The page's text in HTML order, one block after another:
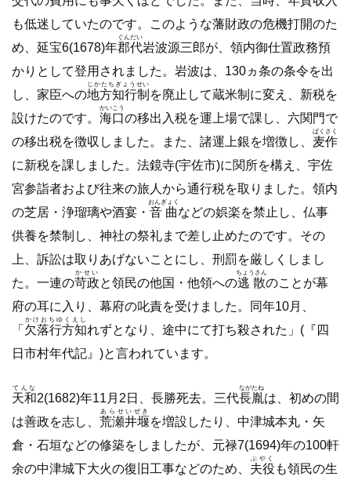
も低迷していたのです。このような藩財政の危機打開のた
め、延宝6(1678)年郡代
ぐんだい
岩波源三郎が、領内御仕置政務預
かりとして登用されました。岩波は、130ヵ条の条令を出
し、家臣への地方知行制
じかたちぎょうせい
を廃止して蔵米制に変え、新税を
設けたのです。 海口
かいこう
の移出入税を運上場で課し、六関門で
の移出税を徴収しました。また、諸運上銀を増徴し、 麦作
ばくさく
に新税を課しました。法鏡寺(宇佐市)に関所を構え、宇佐
宮参詣者および往来の旅人から通行税を取りました。領内
の芝居・浄瑠璃や酒宴・ 音曲
おんぎょく
などの娯楽を禁止し、仏事
供養を禁制し、神社の祭礼まで差し止めたのです。その
上、訴訟は取りあげないことにし、刑罰を厳しくしまし
た。一連の苛政
かせい
と領民の他国・他領への逃散
ちょうさん
のことが幕
府の耳に入り、幕府の叱責を受けました。同年10月、
「 欠落行方知
かけおちゆくえし
れずとなり、途中にて打ち殺された」(『四
日市村年代記』)と言われています。
天和
てんな
2(1682)年11月2日、長勝死去。三代長胤
ながたね
は、初めの間
は善政を志し、 荒瀬井堰
あらせいぜき
を増設したり、中津城本丸・矢
倉・石垣などの修築をしましたが、元禄7(1694)年の100軒
余の中津城下大火の復旧工事などのため、 夫役
ぶやく
も領民の生